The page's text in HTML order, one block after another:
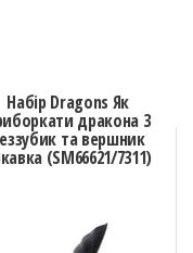
Набір Dragons Як
дракона 3
та вершник
(SM66621/7311)